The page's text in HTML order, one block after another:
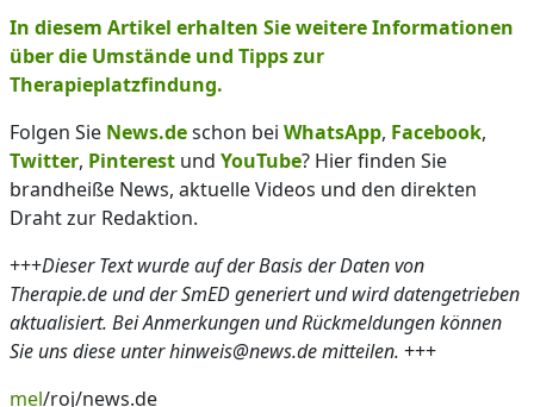
In diesem Artikel erhalten Sie weitere Informationen
über die Umstände und Tipps zur
Therapieplatzfindung.
Folgen Sie News.deschon bei WhatsApp, Facebook,
Twitter, Pinterest und YouTube? Hier finden Sie
brandheiße News, aktuelle Videos und den direkten
Draht zur Redaktion.
+++Dieser Text wurde auf der Basis der Daten von
Therapie.de und der SmED generiert und wird datengetrieben
aktualisiert. Bei Anmerkungen und Rückmeldungen können
Sie uns diese unter hinweis@news.de mitteilen. +++
mel/roj/news.de